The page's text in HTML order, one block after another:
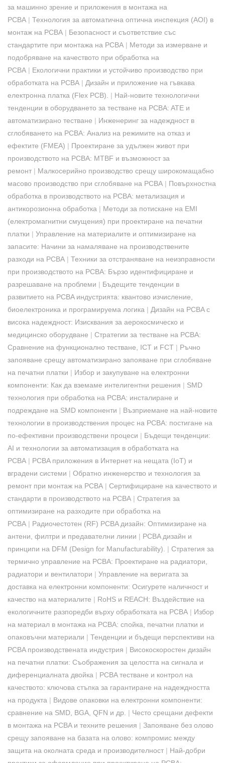
за машинно зрение и приложения в монтажа на
PCBA | Технология за автоматична оптична инспекция (AOI) в
монтаж на PCBA | Безопасност и съответствие със
стандартите при монтажа на PCBA | Методи за измерване и
подобряване на качеството при обработка на
PCBA | Екологични практики и устойчиво производство при
обработката на PCBA | Дизайн и приложение на гъвкава
електронна платка (Flex PCB).
| Най-новите технологични
тенденции в оборудването за тестване на PCBA: ATE и
автоматизирано тестване | Инженеринг за надеждност в
сглобяването на PCBA: Анализ на режимите на отказ и
ефектите (FMEA) | Проектиране за удължен живот при
производството на PCBA: MTBF и възможност за
ремонт | Малкосерийно производство срещу широкомащабно
масово производство при сглобяване на PCBA | Повърхностна
обработка в производството на PCBA: метализация и
антикорозионна обработка | Методи за потискане на EMI
(електромагнитни смущения) при проектиране на печатни
платки | Управление на материалите и оптимизиране на
запасите: Начини за намаляване на производствените
разходи на PCBA | Техники за отстраняване на неизправности
при производството на PCBA: Бързо идентифициране и
разрешаване на проблеми | Бъдещите тенденции в
развитието на PCBA индустрията: квантово изчисление,
биоелектроника и програмируема логика | Дизайн на PCBA с
висока надеждност: Изисквания за аерокосмическо и
медицинско оборудване | Стратегии за тестване на PCBA:
Сравнение на функционално тестване, ICT и FCT | Ръчно
запояване срещу автоматизирано запояване при сглобяване
на печатни платки | Избор и закупуване на електронни
компоненти: Как да вземаме интелигентни решения | SMD
технология при обработка на PCBA: инсталиране и
подреждане на SMD компоненти | Възприемане на най-новите
технологии в производствения процес на PCBA: постигане на
по-ефективни производствени процеси | Бъдещи тенденции:
AI и технологии за автоматизация в обработката на
PCBA | PCBA приложения в Интернет на нещата (IoT) и
вградени системи | Обратно инженерство и технология за
ремонт при монтаж на PCBA | Сертифициране на качеството и
стандарти в производството на PCBA | Стратегия за
оптимизиране на разходите при обработка на
PCBA | Радиочестотен (RF) PCBA дизайн: Оптимизиране на
антени, филтри и предавателни линии | PCBA дизайн и
принципи на DFM (Design for Manufacturability).
| Стратегия за
термично управление на PCBA: Проектиране на радиатори,
радиатори и вентилатори | Управление на веригата за
доставка на електронни компоненти: Осигурете наличност и
качество на материалите | RoHS и REACH: Въздействие на
екологичните разпоредби върху обработката на PCBA | Избор
на материал в монтажа на PCBA: спойка, печатни платки и
опаковъчни материали | Тенденции и бъдещи перспективи на
PCBA производствената индустрия | Високоскоростен дизайн
на печатни платки: Съображения за целостта на сигнала и
диференциалната двойка | PCBA тестване и контрол на
качеството: ключова стъпка за гарантиране на надеждността
на продукта | Видове опаковки на електронни компоненти:
сравнение на SMD, BGA, QFN и др.
| Често срещани дефекти
в монтажа на PCBA и техните решения | Запояване без олово
срещу запояване на базата на олово: компромис между
защита на околната среда и производителност | Най-добри